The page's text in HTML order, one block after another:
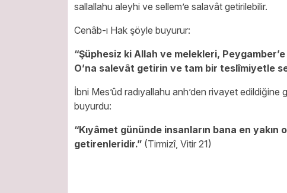
sallallahu aleyhi ve sellem’e salavât getirilebilir.
Cenâb-ı Hak şöyle buyurur:
“Şüphesiz ki Allah ve melekleri,
O’na salevât getirin ve tam bir teslîmiyetle
İbni Mes’ûd radıyallahu anh’den rivayet
buyurdu:
“Kıyâmet gününde insanların bana en
getirenleridir.” (Tirmizî, Vitir 21)